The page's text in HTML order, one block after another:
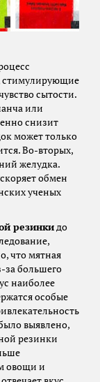
стимулирующие
сытости.
или
снизит
может только
Во-вторых,
желудка.
обмен
ученых
резинкидо
что мятная
за большего
наиболее
особые
выявлено,
резинки
овощи и